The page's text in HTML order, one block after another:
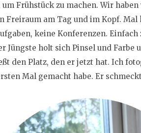
Frühstück zu machen. Wir
Freiraum am Tag und im Kopf.
keine Konferenzen.
Jüngste holt sich Pinsel und Farbe
den Platz, den er jetzt hat. Ich
Mal gemacht habe. Er